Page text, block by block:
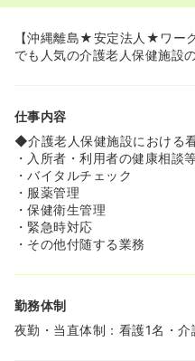
【沖縄離島★安定法人★ワー
でも人気の介護老人保健施設
仕事内容
◆介護老人保健施設における
・入所者・利用者の健康相談
・バイタルチェック
・服薬管理
・保健衛生管理
・緊急時対応
・その他付随する業務
勤務体制
夜勤・当直体制：看護1名・介